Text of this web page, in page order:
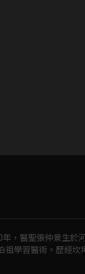
，醫聖張仲景生於
學習醫術。歷經